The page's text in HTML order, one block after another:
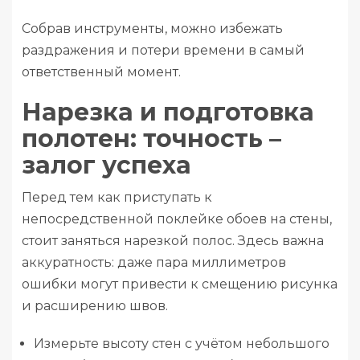
Собрав инструменты, можно избежать
раздражения и потери времени в самый
ответственный момент.
Нарезка и подготовка
полотен: точность –
залог успеха
Перед тем как приступать к
непосредственной поклейке обоев на стены,
стоит заняться нарезкой полос. Здесь важна
аккуратность: даже пара миллиметров
ошибки могут привести к смещению рисунка
и расширению швов.
Измерьте высоту стен с учётом небольшого